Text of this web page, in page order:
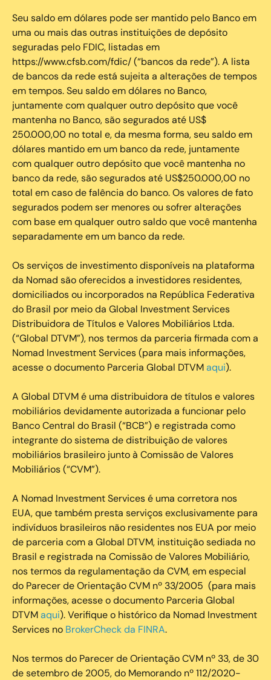
Seu saldo em dólares pode ser mantido pelo Banco em
uma ou mais das outras instituições de depósito
seguradas pelo FDIC, listadas em
https://www.cfsb.com/fdic/ (“bancos da rede”). A lista
de bancos da rede está sujeita a alterações de tempos
em tempos. Seu saldo em dólares no Banco,
juntamente com qualquer outro depósito que você
mantenha no Banco, são segurados até US$
250.000,00 no total e, da mesma forma, seu saldo em
dólares mantido em um banco da rede, juntamente
com qualquer outro depósito que você mantenha no
banco da rede, são segurados até US$250.000,00 no
total em caso de falência do banco. Os valores de fato
segurados podem ser menores ou sofrer alterações
com base em qualquer outro saldo que você mantenha
separadamente em um banco da rede.
Os serviços de investimento disponíveis na plataforma
da Nomad são oferecidos a investidores residentes,
domiciliados ou incorporados na República Federativa
do Brasil por meio da Global Investment Services
Distribuidora de Títulos e Valores Mobiliários Ltda.
(“Global DTVM”), nos termos da parceria firmada com a
Nomad Investment Services (para mais informações,
acesse o documento Parceria Global DTVMaqui).
A Global DTVM é uma distribuidora de títulos e valores
mobiliários devidamente autorizada a funcionar pelo
Banco Central do Brasil (“BCB”) e registrada como
integrante do sistema de distribuição de valores
mobiliários brasileiro junto à Comissão de Valores
Mobiliários (“CVM”).
‍A Nomad Investment Services é uma corretora nos
EUA, que também presta serviços exclusivamente para
indivíduos brasileiros não residentes nos EUA por meio
de parceria com a Global DTVM, instituição sediada no
Brasil e registrada na Comissão de Valores Mobiliário,
nos termos da regulamentação da CVM, em especial
do Parecer de Orientação CVM nº 33/2005 (para mais
informações, acesse o documento Parceria Global
DTVMaqui). Verifique o histórico da Nomad Investment
Services no BrokerCheck da FINRA.
Nos termos do Parecer de Orientação CVM nº 33, de 30
de setembro de 2005, do Memorando nº 112/2020-